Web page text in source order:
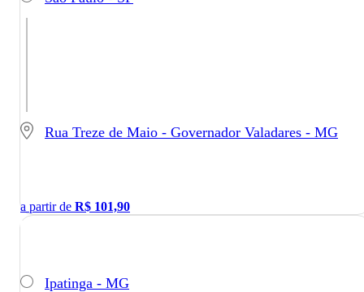
Rua Treze de Maio - Governador Valadares - MG
a partir de R$ 101,90
Ipatinga - MG